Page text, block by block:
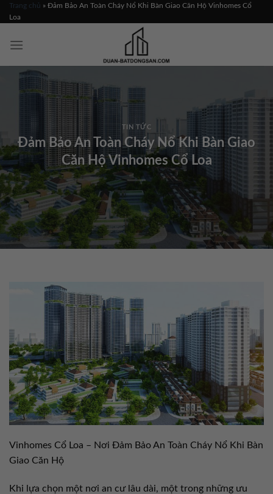
Skip
to
Trang chủ » Đảm Bảo An Toàn Cháy Nổ Khi Bàn Giao Căn Hộ Vinhomes Cổ
Loa
TIN TỨC
Đảm Bảo An Toàn Cháy Nổ Khi Bàn Giao
Căn Hộ Vinhomes Cổ Loa
Vinhomes Cổ Loa – Nơi Đảm Bảo An Toàn Cháy Nổ Khi Bàn
Giao Căn Hộ
Khi lựa chọn một nơi an cư lâu dài, một trong những ưu